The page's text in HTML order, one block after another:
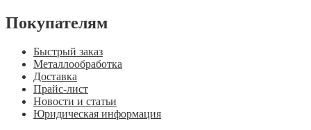
Покупателям
Быстрый заказ
Металлообработка
Доставка
Прайс-лист
Новости и статьи
Юридическая информация